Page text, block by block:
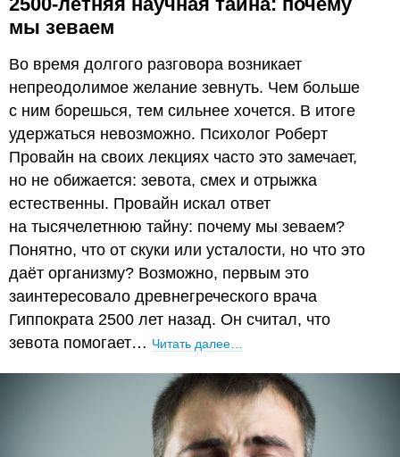
мы зеваем
Во время долгого разговора возникает
непреодолимое желание зевнуть. Чем больше
с ним борешься, тем сильнее хочется. В итоге
удержаться невозможно. Психолог Роберт
Провайн на своих лекциях часто это замечает,
но не обижается: зевота, смех и отрыжка
естественны. Провайн искал ответ
на тысячелетнюю тайну: почему мы зеваем?
Понятно, что от скуки или усталости, но что это
даёт организму? Возможно, первым это
заинтересовало древнегреческого врача
Гиппократа 2500 лет назад. Он считал, что
зевота помогает… Читать далее…